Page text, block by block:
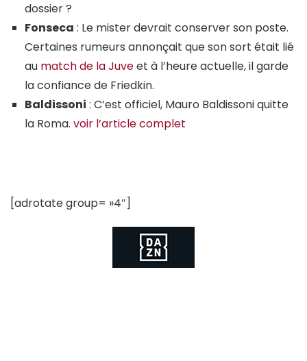
dossier ?
Fonseca : Le mister devrait conserver son poste.
Certaines rumeurs annonçait que son sort était lié
au match de la Juveet à l’heure actuelle, il garde
la confiance de Friedkin.
Baldissoni : C’est officiel, Mauro Baldissoni quitte
la Roma. voir l’article complet
[adrotate group= »4″]